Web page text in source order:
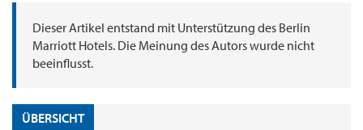
Dieser Artikel entstand mit Unterstützung des Berlin
Marriott Hotels. Die Meinung des Autors wurde nicht
beeinflusst.
ÜBERSICHT